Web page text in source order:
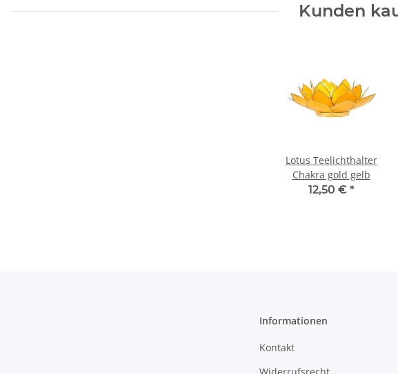
Kunden
Lotus Teelichthalter
Chakra gold gelb
12,50 € *
Informationen
Kontakt